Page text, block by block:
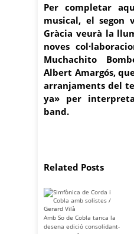
Per completar
musical, el segon
Gràcia veurà la
noves
Muchachito
Albert Amargós,
arranjaments del
ya» per
band.
Related Posts
Amb So de Cobla tanca la
desena edició consolidant-